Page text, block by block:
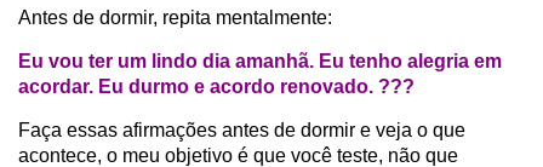
Antes de dormir, repita mentalmente:
Eu vou ter um lindo dia amanhã. Eu tenho alegria em
acordar. Eu durmo e acordo renovado. ???
Faça essas afirmações antes de dormir e veja o que
acontece, o meu objetivo é que você teste, não que